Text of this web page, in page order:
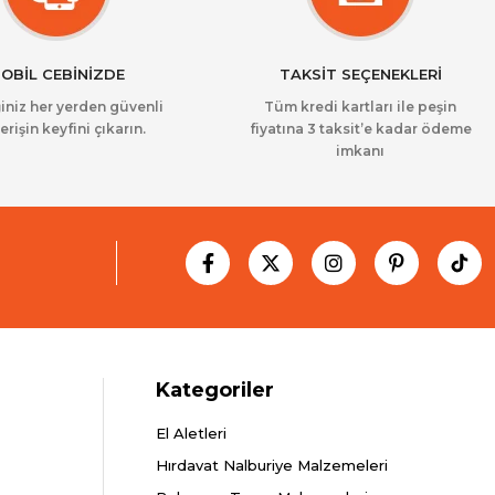
CEBİNİZDE
her yerden güvenli
keyfini çıkarın.
TAKSİT SEÇENEKLERİ
Tüm kredi kartları ile peşin
fiyatına 3 taksit’e kadar ödeme
imkanı
Kategoriler
El Aletleri
Hırdavat Nalburiye Malzemeleri